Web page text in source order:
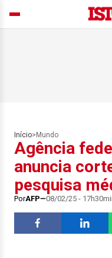
Início> Mundo
Agência
anuncia
pesquisa
PorAFP 08/02/25 -